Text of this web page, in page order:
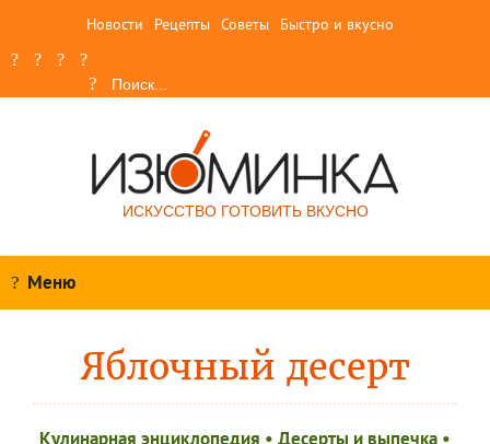
Новости Рецепты Советы Быстро и вкусно
ИСКУССТВО ГОТОВИТЬ ВКУСНО
Меню
Яблочный десерт
Кулинарная энциклопедия • Десерты и выпечка •